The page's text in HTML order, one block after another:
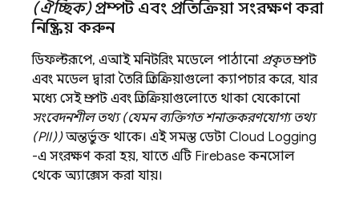
(ঐচ্ছিক)প্রম্পট এবং প্রতিক্রিয়া সংরক্ষণ করা
নিষ্ক্রিয় করুন
ডিফল্টরূপে, এআই মনিটরিং মডেলে পাঠানো প্রকৃতপ্রম্পট
এবং মডেল দ্বারা তৈরি প্রতিক্রিয়াগুলো ক্যাপচার করে, যার
মধ্যে সেই প্রম্পট এবং প্রতিক্রিয়াগুলোতে থাকা যেকোনো
সংবেদনশীল তথ্য (যেমন ব্যক্তিগত শনাক্তকরণযোগ্য তথ্য
(PII))অন্তর্ভুক্ত থাকে। এই সমস্ত ডেটা Cloud Logging
-এ সংরক্ষণ করা হয়, যাতে এটি Firebase কনসোল
থেকে অ্যাক্সেস করা যায়।